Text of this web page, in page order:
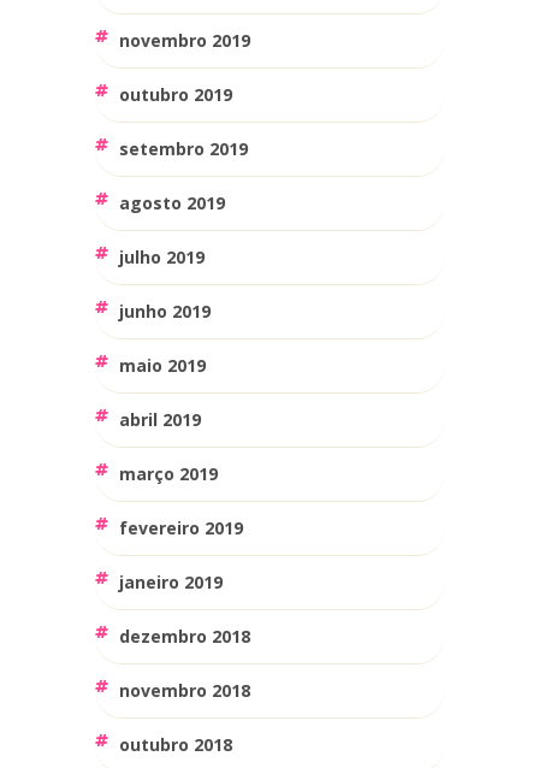
novembro 2019
outubro 2019
setembro 2019
agosto 2019
julho 2019
junho 2019
maio 2019
abril 2019
março 2019
fevereiro 2019
janeiro 2019
dezembro 2018
novembro 2018
outubro 2018